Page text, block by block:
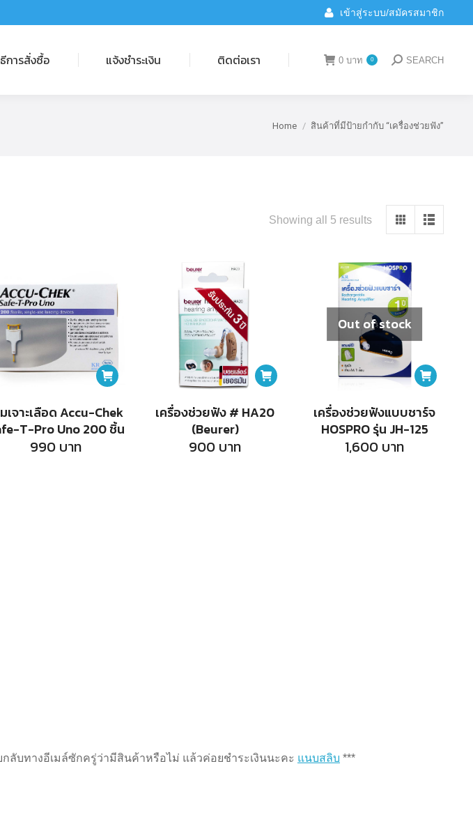
เข้าสู่ระบบ/สมัครสมาชิก
การสั่งซื้อ แจ้งชำระเงิน ติดต่อเรา 0 บาท 0 Search:
SEARCH
You are here:
Home สินค้าที่มีป้ายกำกับ “เครื่องช่วยฟัง”
Showing all 5 results
เจาะเลือด Accu-Chek
T-Pro Uno 200 ชิ้น
990 บาท
เครื่องช่วยฟัง # HA20
(Beurer)
900 บาท
Out of stock
เครื่องช่วยฟังแบบชาร์จ
HOSPRO รุ่น JH-125
1,600 บาท
บทางอีเมล์ซักครู่ว่ามีสินค้าหรือไม่ แล้วค่อยชำระเงินนะคะ แนบสลิบ ***
งซื้อ แจ้งชำระเงิน ติดต่อเรา บาท Search: